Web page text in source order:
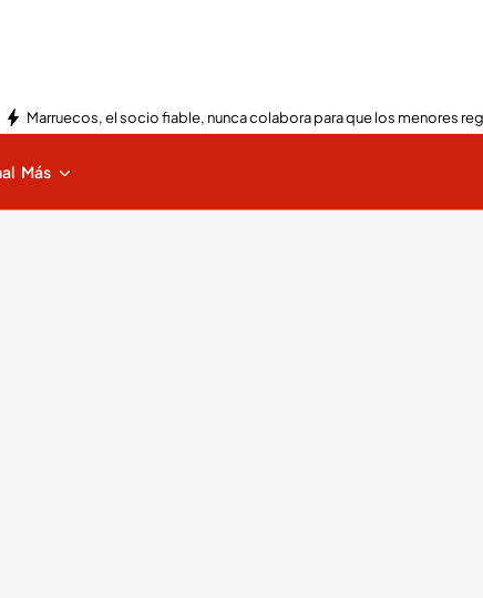
Marruecos, el socio fiable, nunca colabora para que los menores
Más